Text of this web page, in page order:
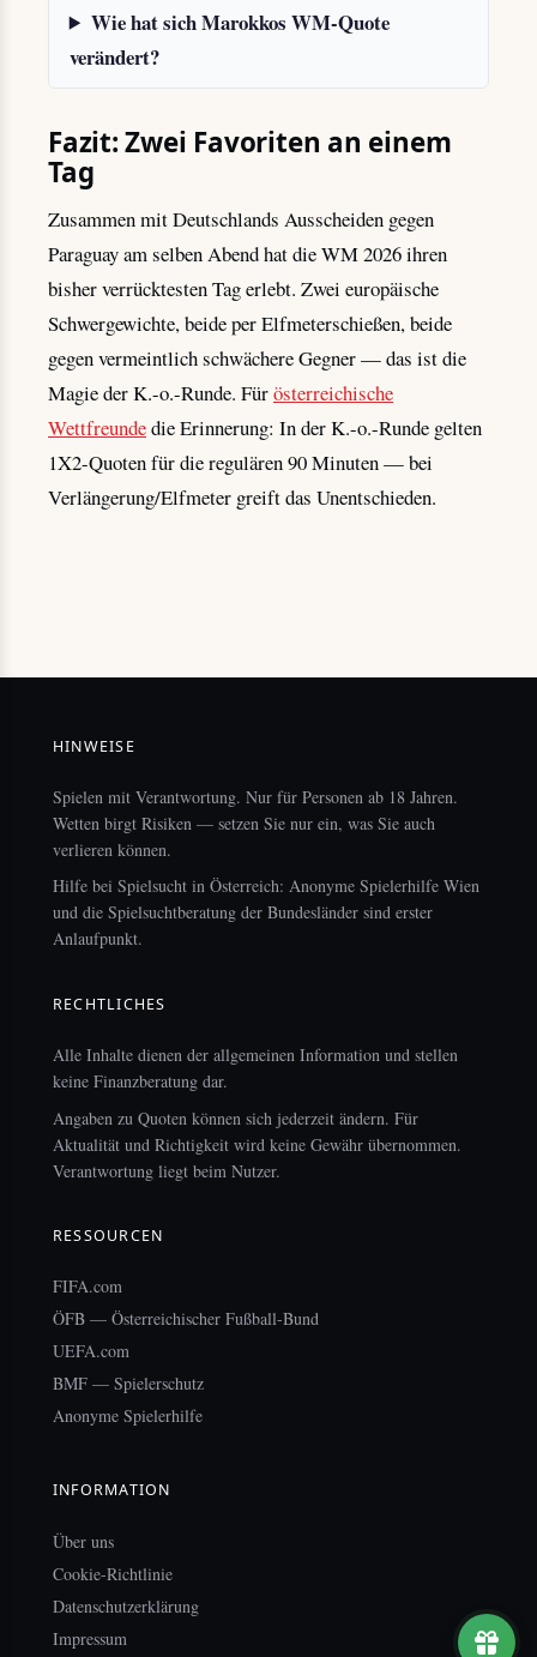
Wie hat sich Marokkos WM-Quote
verändert?
Fazit: Zwei Favoriten an einem
Tag
Zusammen mit Deutschlands Ausscheiden gegen
Paraguay am selben Abend hat die WM 2026 ihren
bisher verrücktesten Tag erlebt. Zwei europäische
Schwergewichte, beide per Elfmeterschießen, beide
gegen vermeintlich schwächere Gegner — das ist die
Magie der K.-o.-Runde. Fürösterreichische
Wettfreundedie Erinnerung: In der K.-o.-Runde gelten
1X2-Quoten für die regulären 90 Minuten — bei
Verlängerung/Elfmeter greift das Unentschieden.
HINWEISE
Spielen mit Verantwortung. Nur für Personen ab 18 Jahren.
Wetten birgt Risiken — setzen Sie nur ein, was Sie auch
verlieren können.
Hilfe bei Spielsucht in Österreich: Anonyme Spielerhilfe Wien
und die Spielsuchtberatung der Bundesländer sind erster
Anlaufpunkt.
RECHTLICHES
Alle Inhalte dienen der allgemeinen Information und stellen
keine Finanzberatung dar.
Angaben zu Quoten können sich jederzeit ändern. Für
Aktualität und Richtigkeit wird keine Gewähr übernommen.
Verantwortung liegt beim Nutzer.
RESSOURCEN
FIFA.com
ÖFB — Österreichischer Fußball-Bund
UEFA.com
BMF — Spielerschutz
Anonyme Spielerhilfe
INFORMATION
Über uns
Cookie-Richtlinie
Datenschutzerklärung
Impressum